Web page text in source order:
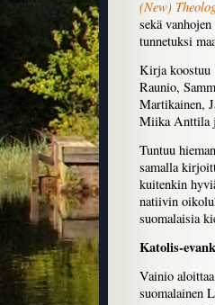
(New)
sekä
tunnetuksi
Kirja koostuu
Raunio,
Martikainen,
Miika Anttila
Tuntuu
samalla
kuitenkin
natiivin
suomalaisia
Katolis-
Vainio
suomalainen